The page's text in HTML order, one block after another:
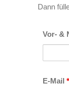
Dann
Vor- &
E-Mail*